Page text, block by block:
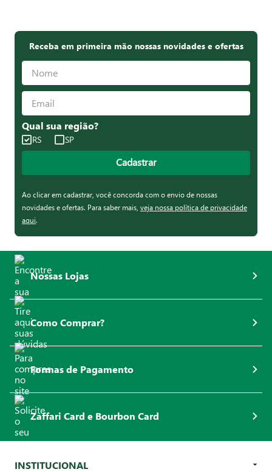
Receba em primeira mão nossas novidades e ofertas
Qual sua região?
RS SP
Cadastrar
Ao clicar em cadastrar, você concorda com o envio de nossas
novidades e ofertas. Para saber mais, veja nossa política de privacidade
aqui.
Nossas Lojas
Como Comprar?
Formas de Pagamento
Zaffari Card e Bourbon Card
INSTITUCIONAL